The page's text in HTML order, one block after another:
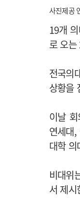
사진제공
19개
로 오는
전국의
상황을
이날
연세대
대학 의
비대위
서 제